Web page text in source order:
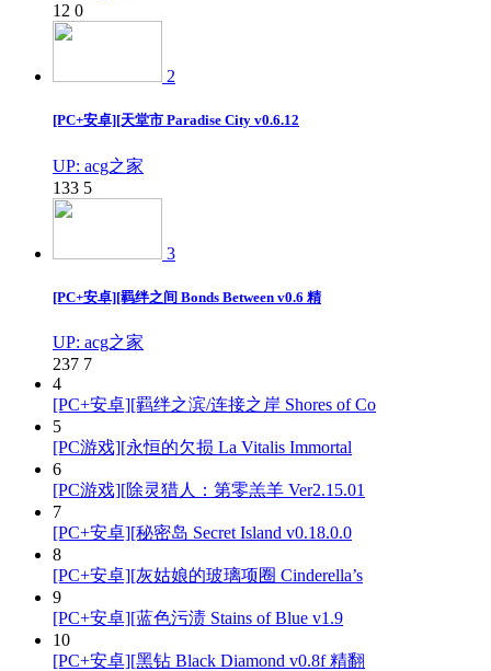
12 0
2
[PC+安卓][天堂市 Paradise City v0.6.12
UP: acg之家
133 5
3
[PC+安卓][羁绊之间 Bonds Between v0.6 精
UP: acg之家
237 7
4
[PC+安卓][羁绊之滨/连接之岸 Shores of Co
5
[PC游戏][永恒的欠损 La Vitalis Immortal
6
[PC游戏][除灵猎人：第零羔羊 Ver2.15.01
7
[PC+安卓][秘密岛 Secret Island v0.18.0.0
8
[PC+安卓][灰姑娘的玻璃项圈 Cinderella’s
9
[PC+安卓][蓝色污渍 Stains of Blue v1.9
10
[PC+安卓][黑钻 Black Diamond v0.8f 精翻